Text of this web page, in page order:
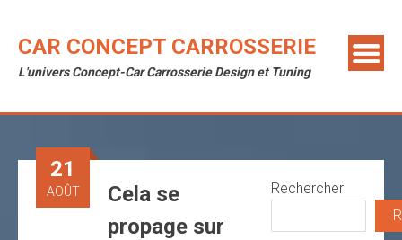
content
CAR CONCEPT CARROSSERIE
L'univers Concept-Car Carrosserie Design et Tuning
21
AOÛT
Cela se
propage sur
Rechercher